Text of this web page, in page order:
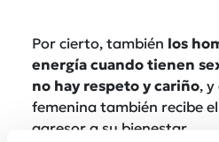
Por cierto, también los
energía cuando tienen
no hay respeto y cariño,
femenina también recibe
agresor a su bienestar.